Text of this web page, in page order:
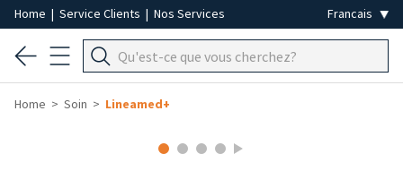
Home | Service Clients | Nos Services
Home Soin Lineamed+